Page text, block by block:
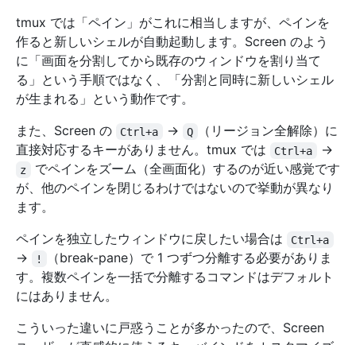
tmux では「ペイン」がこれに相当しますが、ペインを
作ると新しいシェルが自動起動します。Screen のよう
に「画面を分割してから既存のウィンドウを割り当て
る」という手順ではなく、「分割と同時に新しいシェル
が生まれる」という動作です。
また、Screen の
Ctrl+a → Q
（リージョン全解除）に
直接対応するキーがありません。tmux では
Ctrl+a →
z
でペインをズーム（全画面化）するのが近い感覚です
が、他のペインを閉じるわけではないので挙動が異なり
ます。
ペインを独立したウィンドウに戻したい場合は
Ctrl+a
→ !
（break-pane）で 1 つずつ分離する必要がありま
す。複数ペインを一括で分離するコマンドはデフォルト
にはありません。
こういった違いに戸惑うことが多かったので、Screen